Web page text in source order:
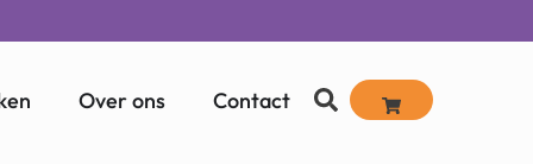
Over ons Contact